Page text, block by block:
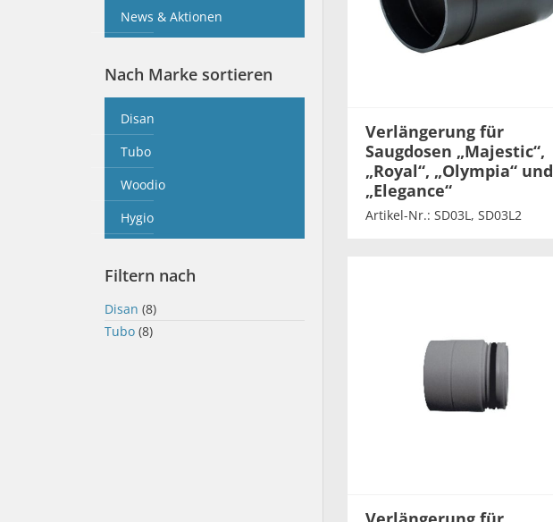
Verlängerung für
Saugdosen „Majestic“,
„Royal“, „Olympia“ und
„Elegance“
Artikel-Nr.: SD03L, SD03L2
News & Aktionen
Nach Marke sortieren
Disan
Tubo
Woodio
Hygio
Filtern nach
Disan (8)
Tubo (8)